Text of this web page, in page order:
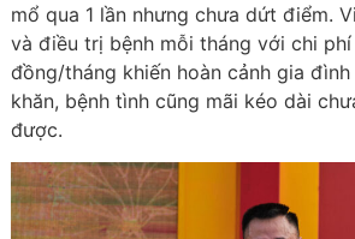
mổ qua 1 lần nhưng chưa dứt điểm.
và điều trị bệnh mỗi tháng với chi
đồng/tháng khiến hoàn cảnh gia
khăn, bệnh tình cũng mãi kéo dài
được.